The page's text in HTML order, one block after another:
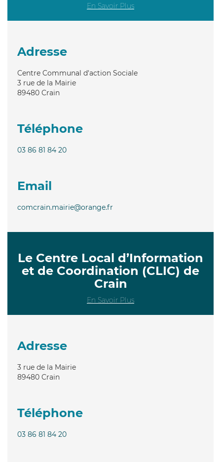
En Savoir Plus
Adresse
Centre Communal d'action Sociale
3 rue de la Mairie
89480 Crain
Téléphone
03 86 81 84 20
Email
comcrain.mairie@orange.fr
Le Centre Local d’Information
et de Coordination (CLIC) de
Crain
En Savoir Plus
Adresse
3 rue de la Mairie
89480 Crain
Téléphone
03 86 81 84 20